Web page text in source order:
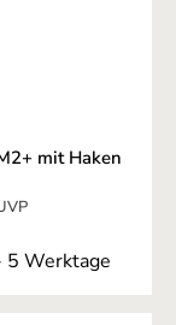
mit Haken
5 Werktage